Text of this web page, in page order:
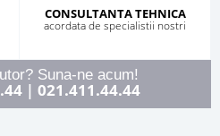
CONSULTANTA TEHNICA
acordata de specialistii nostri
Suna-ne acum!
| 021.411.44.44